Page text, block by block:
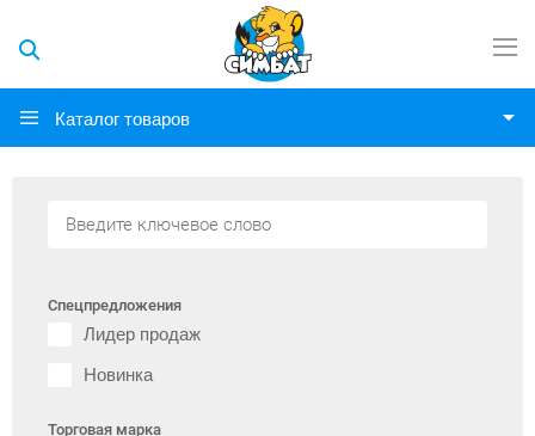
Каталог товаров
Спецпредложения
Лидер продаж
Новинка
Торговая марка